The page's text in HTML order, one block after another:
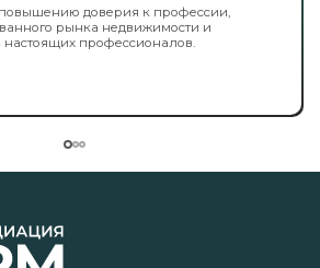
доверия к профессии,
рынка недвижимости и
настоящих профессионалов.